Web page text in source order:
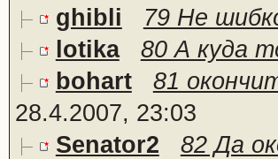
ghibli
79 Не
lotika
80 А куда
bohart
81
28.4.2007, 23:03
Senator2
82 Да